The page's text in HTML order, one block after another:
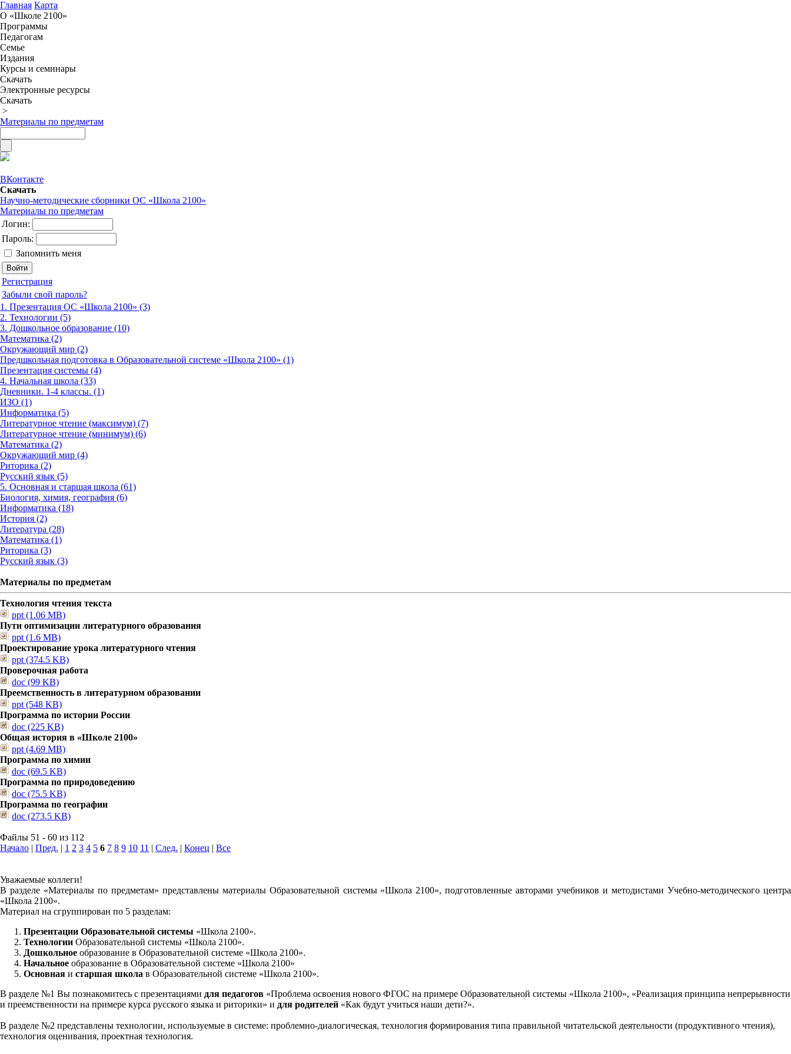
Главная Карта
О «Школе 2100»
Программы
Педагогам
Семье
Издания
Курсы и семинары
Скачать
Электронные ресурсы
Скачать
>
Материалы по предметам
ВКонтакте
Скачать
Научно-методические сборники ОС «Школа 2100»
Материалы по предметам
Логин:
Пароль:
Запомнить меня
Регистрация
Забыли свой пароль?
1. Презентация ОС «Школа 2100» (3)
2. Технологии (5)
3. Дошкольное образование (10)
Математика (2)
Окружающий мир (2)
Предшкольная подготовка в Образовательной системе «Школа 2100» (1)
Презентация системы (4)
4. Начальная школа (33)
Дневники. 1-4 классы. (1)
ИЗО (1)
Информатика (5)
Литературное чтение (максимум) (7)
Литературное чтение (минимум) (6)
Математика (2)
Окружающий мир (4)
Риторика (2)
Русский язык (5)
5. Основная и старшая школа (61)
Биология, химия, география (6)
Информатика (18)
История (2)
Литература (28)
Математика (1)
Риторика (3)
Русский язык (3)
Материалы по предметам
Технология чтения текста
ppt (1.06 MB)
Пути оптимизации литературного образования
ppt (1.6 MB)
Проектирование урока литературного чтения
ppt (374.5 KB)
Проверочная работа
doc (99 KB)
Преемственность в литературном образовании
ppt (548 KB)
Программа по истории России
doc (225 KB)
Общая история в «Школе 2100»
ppt (4.69 MB)
Программа по химии
doc (69.5 KB)
Программа по природоведению
doc (75.5 KB)
Программа по географии
doc (273.5 KB)
Файлы 51 - 60 из 112
Начало | Пред. | 1 2 3 4 5 6 7 8 9 10 11 | След. | Конец | Все
Уважаемые коллеги!
В разделе «Материалы по предметам» представлены материалы Образовательной системы «Школа 2100», подготовленные авторами учебников и методистами Учебно-методического центра
«Школа 2100».
Материал на сгруппирован по 5 разделам:
Презентации Образовательной системы «Школа 2100».
Технологии Образовательной системы «Школа 2100».
Дошкольное образование в Образовательной системе «Школа 2100».
Начальное образование в Образовательной системе «Школа 2100»
Основная и старшая школа в Образовательной системе «Школа 2100».
В разделе №1 Вы познакомитесь с презентациями для педагогов «Проблема освоения нового ФГОС на примере Образовательной системы «Школа 2100», «Реализация принципа непрерывности
и преемственности на примере курса русского языка и риторики» и для родителей «Как будут учиться наши дети?».
В разделе №2 представлены технологии, используемые в системе: проблемно-диалогическая, технология формирования типа правильной читательской деятельности (продуктивного чтения),
технология оценивания, проектная технология.